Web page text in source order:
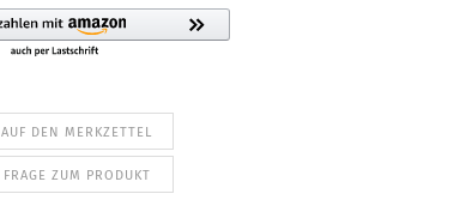
AUF DEN MERKZETTEL
FRAGE ZUM PRODUKT